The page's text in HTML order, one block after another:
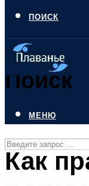
ПОИСК
Поиск
СТИЛИ
МЕНЮ
Как